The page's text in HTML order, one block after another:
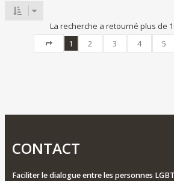
La recherche a retourné plus de
Page sur40
1 2 3 4 5
CONTACT
Faciliter le dialogue entre les personnes